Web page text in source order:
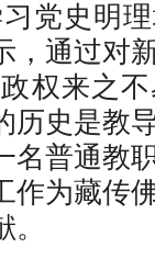
党史明
，通过对
权来之
历史是教
名普通教
作为藏传